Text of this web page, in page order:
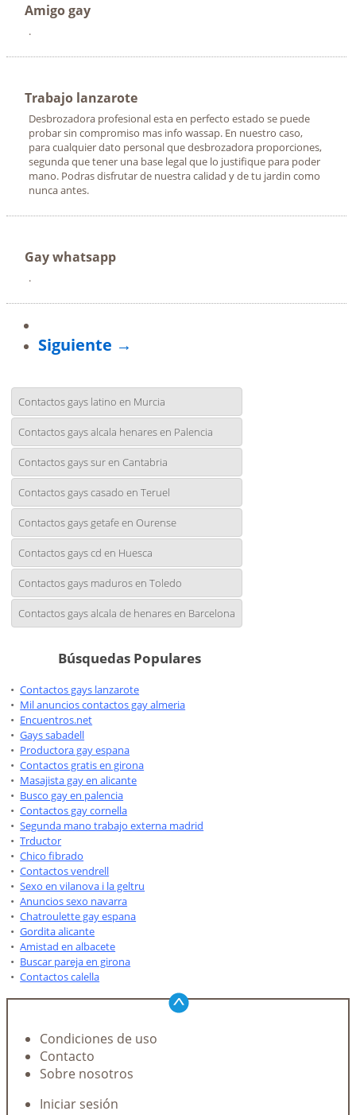
Amigo gay
.
Trabajo lanzarote
Desbrozadora profesional esta en perfecto estado se puede
probar sin compromiso mas info wassap. En nuestro caso,
para cualquier dato personal que desbrozadora proporciones,
segunda que tener una base legal que lo justifique para poder
mano. Podras disfrutar de nuestra calidad y de tu jardin como
nunca antes.
Gay whatsapp
.
Siguiente →
Contactos gays latino en Murcia
Contactos gays alcala henares en Palencia
Contactos gays sur en Cantabria
Contactos gays casado en Teruel
Contactos gays getafe en Ourense
Contactos gays cd en Huesca
Contactos gays maduros en Toledo
Contactos gays alcala de henares en Barcelona
Búsquedas Populares
Contactos gays lanzarote
Mil anuncios contactos gay almeria
Encuentros.net
Gays sabadell
Productora gay espana
Contactos gratis en girona
Masajista gay en alicante
Busco gay en palencia
Contactos gay cornella
Segunda mano trabajo externa madrid
Trductor
Chico fibrado
Contactos vendrell
Sexo en vilanova i la geltru
Anuncios sexo navarra
Chatroulette gay espana
Gordita alicante
Amistad en albacete
Buscar pareja en girona
Contactos calella
Condiciones de uso
Contacto
Sobre nosotros
Iniciar sesión